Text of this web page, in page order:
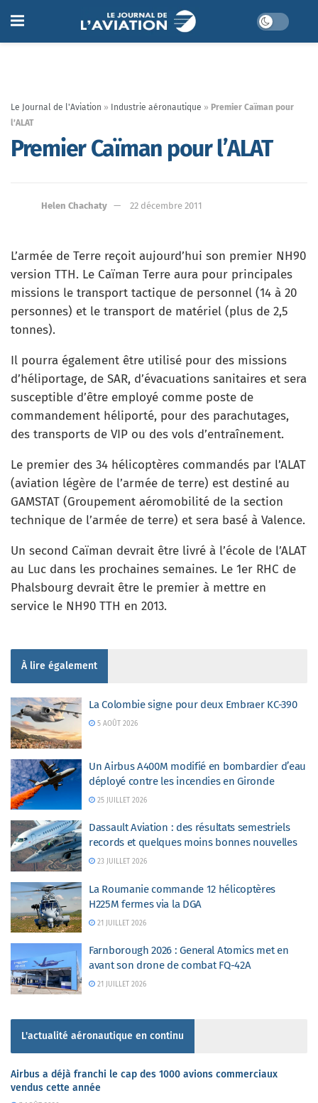
Le Journal de l'Aviation » Industrie aéronautique » Premier Caïman pour
l’ALAT
Premier Caïman pour l’ALAT
Helen Chachaty 22 décembre 2011
L’armée de Terre reçoit aujourd’hui son premier NH90
version TTH. Le Caïman Terre aura pour principales
missions le transport tactique de personnel (14 à 20
personnes) et le transport de matériel (plus de 2,5
tonnes).
Il pourra également être utilisé pour des missions
d’héliportage, de SAR, d’évacuations sanitaires et sera
susceptible d’être employé comme poste de
commandement héliporté, pour des parachutages,
des transports de VIP ou des vols d’entraînement.
Le premier des 34 hélicoptères commandés par l’ALAT
(aviation légère de l’armée de terre) est destiné au
GAMSTAT (Groupement aéromobilité de la section
technique de l’armée de terre) et sera basé à Valence.
Un second Caïman devrait être livré à l’école de l’ALAT
au Luc dans les prochaines semaines. Le 1er RHC de
Phalsbourg devrait être le premier à mettre en
service le NH90 TTH en 2013.
À lire également
La Colombie signe pour deux Embraer KC-390
5 AOÛT 2026
Un Airbus A400M modifié en bombardier d’eau
déployé contre les incendies en Gironde
25 JUILLET 2026
Dassault Aviation : des résultats semestriels
records et quelques moins bonnes nouvelles
23 JUILLET 2026
La Roumanie commande 12 hélicoptères
H225M fermes via la DGA
21 JUILLET 2026
Farnborough 2026 : General Atomics met en
avant son drone de combat FQ-42A
21 JUILLET 2026
L'actualité aéronautique en continu
Airbus a déjà franchi le cap des 1000 avions commerciaux
vendus cette année